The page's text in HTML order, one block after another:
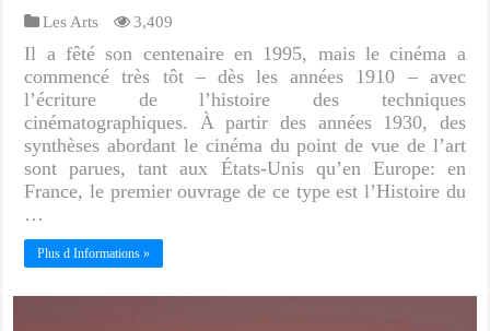
Les Arts 3,409
Il a fêté son centenaire en 1995, mais le cinéma a
commencé très tôt – dès les années 1910 – avec
l’écriture de l’histoire des techniques
cinématographiques. À partir des années 1930, des
synthèses abordant le cinéma du point de vue de l’art
sont parues, tant aux États-Unis qu’en Europe: en
France, le premier ouvrage de ce type est l’Histoire du
…
Plus d Informations »